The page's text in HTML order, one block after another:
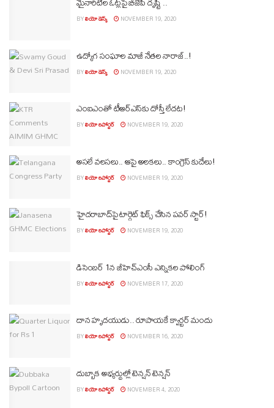
BYలియో డెస్క్ NOVEMBER 19, 2020
ఉద్యోగ సంఘాల మాజీ నేత‌ల నారాజ్..!
BYలియో డెస్క్ NOVEMBER 19, 2020
ఎంఐఎంతో టీఆర్ఎస్‌కు దోస్తీ లేద‌ట‌!
BYలియో రిపోర్టర్ NOVEMBER 19, 2020
అసలే వలసలు.. ఆపై అలకలు.. కాంగ్రెస్ కుదేలు!
BYలియో రిపోర్టర్ NOVEMBER 19, 2020
హైద‌రాబాద్‌పై టార్గెట్ ఫిక్స్ చేసిన ప‌వ‌ర్ స్టార్‌!
BYలియో రిపోర్టర్ NOVEMBER 19, 2020
డిసెంబర్ 1న జీహెచ్ఎంసీ ఎన్నిక‌ల పోలింగ్‌
BYలియో రిపోర్టర్ NOVEMBER 17, 2020
దాన హృద‌యుడు.. రూపాయ‌కే క్వార్ట‌ర్ మందు
BYలియో రిపోర్టర్ NOVEMBER 16, 2020
దుబ్బాక అభ్యర్థుల్లో టెన్షన్ టెన్షన్
BYలియో రిపోర్టర్ NOVEMBER 4, 2020